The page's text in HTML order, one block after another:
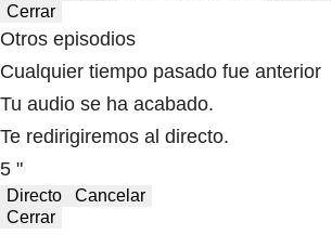
Cerrar
Otros episodios
Cualquier tiempo pasado fue anterior
Tu audio se ha acabado.
Te redirigiremos al directo.
5 "
Directo
Cancelar
Cerrar